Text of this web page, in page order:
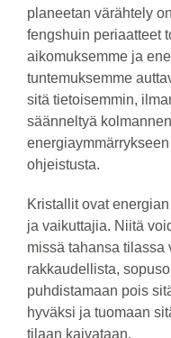
planeetan värähtely
fengshuin periaatteet
aikomuksemme ja
tuntemuksemme
sitä tietoisemmin,
säänneltyä
ohjeistusta.
Kristallit ovat
ja vaikuttajia. Niitä
missä tahansa tilassa
rakkaudellista,
puhdistamaan pois
hyväksi ja tuomaan
tilaan kaivataan.